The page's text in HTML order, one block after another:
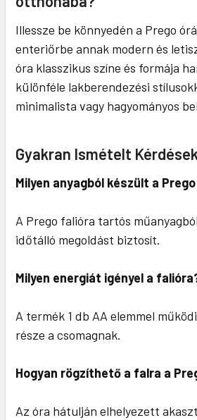
Illessze be könnyedén a Prego
enteriőrbe annak modern és
óra klasszikus színe és formája
különféle lakberendezési
minimalista vagy hagyományos
Gyakran Ismételt Kérdések
Milyen anyagból készült a
A Prego falióra tartós
időtálló megoldást biztosít.
Milyen energiát igényel a
A termék 1 db AA elemmel
része a csomagnak.
Hogyan rögzíthető a falra a
Az óra hátulján elhelyezett